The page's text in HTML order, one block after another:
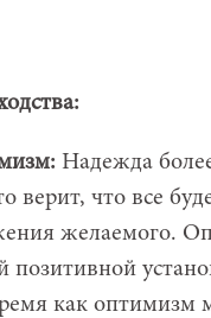
Надежда
верит, что все
желаемого.
позитивной
как оптимизм